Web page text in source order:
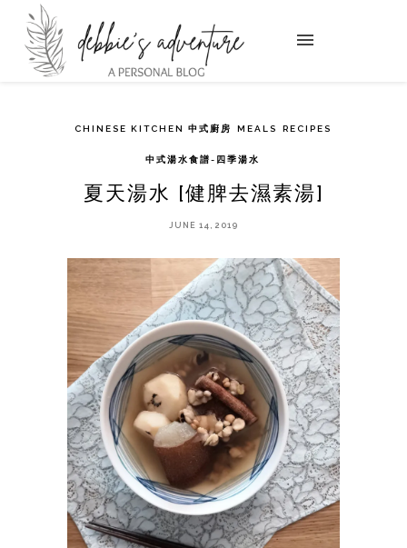
CHINESE KITCHEN 中式廚房 MEALS RECIPES
中式湯水食譜-四季湯水
夏天湯水 [健脾去濕素湯]
JUNE 14, 2019